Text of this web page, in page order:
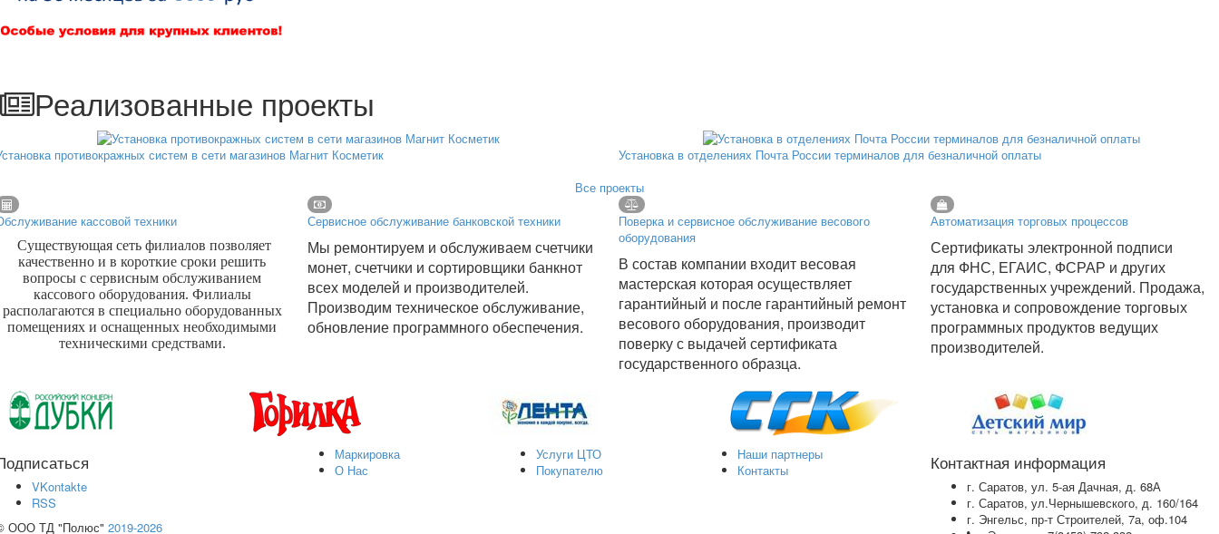
Реализованные проекты
противокражных систем в сети магазинов Магнит Косметик
Установка в отделениях Почта России терминалов для безналичной оплаты
Все проекты
кассовой техники
Существующая сеть филиалов позволяет
качественно и в короткие сроки решить
вопросы с сервисным обслуживанием
кассового оборудования. Филиалы
располагаются в специально оборудованных
помещениях и оснащенных необходимыми
техническими средствами.
Сервисное обслуживание банковской техники
Мы ремонтируем и обслуживаем счетчики
монет, счетчики и сортировщики банкнот
всех моделей и производителей.
Производим техническое обслуживание,
обновление программного обеспечения.
Поверка и сервисное обслуживание весового
оборудования
В состав компании входит весовая
мастерская которая осуществляет
гарантийный и после гарантийный ремонт
весового оборудования, производит
поверку с выдачей сертификата
государственного образца.
Автоматизация торговых процессов
Сертификаты электронной подписи
для ФНС, ЕГАИС, ФСРАР и других
государственных учреждений. Продажа,
установка и сопровождение торговых
программных продуктов ведущих
производителей.
VKontakte
RSS
ООО ТД "Полюс" 2019-2026
Маркировка Услуги ЦТО
Наши партнеры
О Нас
Покупателю Контакты Контактная информация
г. Саратов, ул. 5-ая Дачная, д. 68А
г. Саратов, ул.Чернышевского, д. 160/164
г. Энгельс, пр-т Строителей, 7а, оф.104